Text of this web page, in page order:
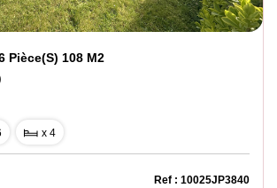
Pièce(s) 108 M2
x 4
Ref : 10025JP3840